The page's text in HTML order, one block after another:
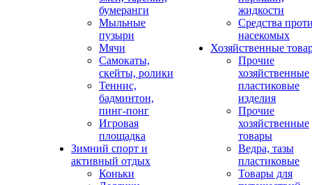
бумеранги
Мыльные
пузыри
Мячи
Самокаты,
скейты, ролики
Теннис,
бадминтон,
пинг-понг
Игровая
площадка
Зимний спорт и
активный отдых
Коньки
жидкости
Средства
насекомых
Хозяйственные
Прочие
хозяйственные
пластиковые
изделия
Прочие
хозяйственные
товары
Ведра, тазы
пластиковые
Товары для